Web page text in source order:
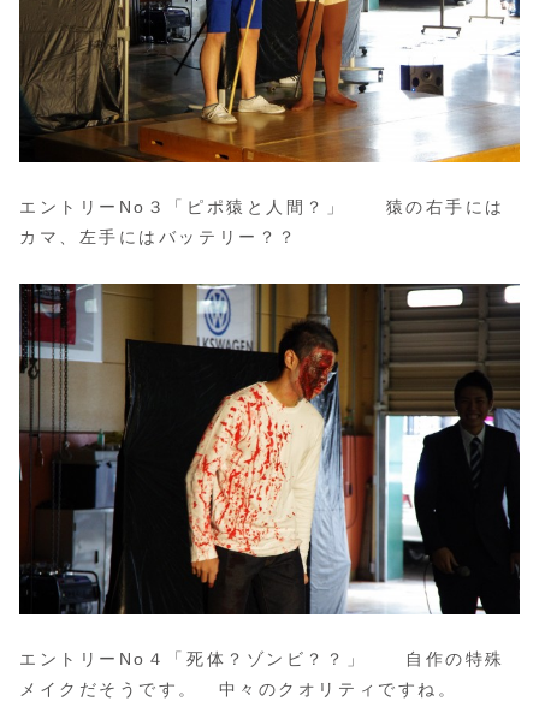
エントリーNo３「ピポ猿と人間？」 猿の右手には
カマ、左手にはバッテリー？？
エントリーNo４「死体？ゾンビ？？」 自作の特殊
メイクだそうです。 中々のクオリティですね。